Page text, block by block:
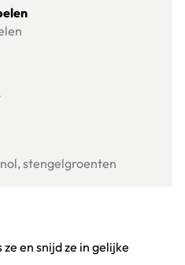
stengelgroenten
en snijd ze in gelijke